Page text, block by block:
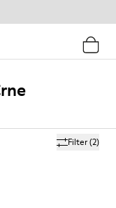
Filter(2)